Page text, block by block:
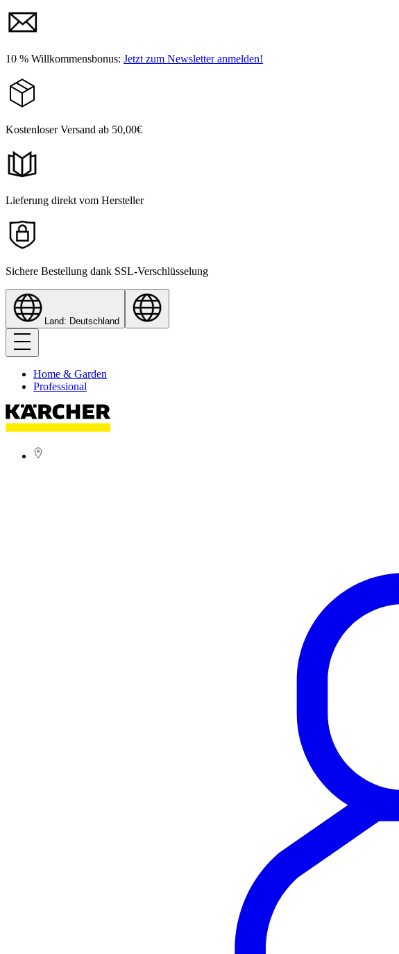
10 % Willkommensbonus: Jetzt zum Newsletter anmelden!
Kostenloser Versand ab 50,00€
Lieferung direkt vom Hersteller
Sichere Bestellung dank SSL-Verschlüsselung
Land: Deutschland
Home & Garden
Professional